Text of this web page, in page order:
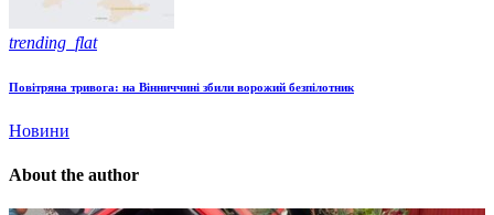
trending_flat
Повітряна тривога: на Вінниччині збили ворожий безпілотник
Новини
About the author